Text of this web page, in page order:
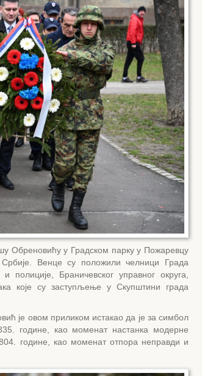
Обреновићу у Градском парку у Пожаревцу
Венце су положили челници Града
полиције, Браничевског управног округа,
које су заступљење у Скупштини града
је овом приликом истакао да је за симбол
године, као моменат настанка модерне
године, као моменат отпора неправди и